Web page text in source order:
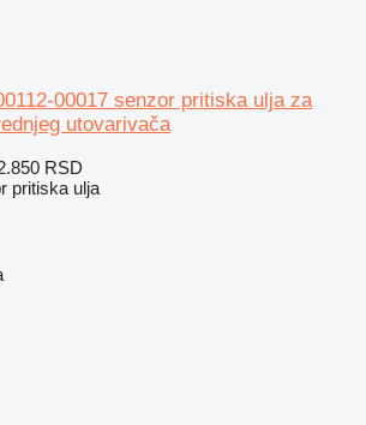
00017 senzor pritiska ulja za
utovarivača
RSD
pritiska ulja